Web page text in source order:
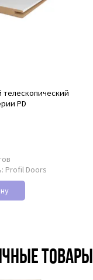
PD
Profil Doors
товары